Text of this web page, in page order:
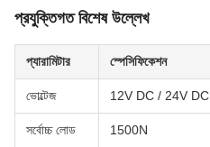
প্রযুক্তিগত বিশেষ উল্লেখ
প্যারামিটার স্পেসিফিকেশন
ভোল্টেজ 12V DC / 24V DC
সর্বোচ্চ লোড 1500N